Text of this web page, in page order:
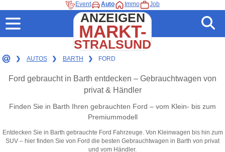
Event Auto Immo Job
ANZEIGEN
MARKT-
STRALSUND
❯ AUTOS ❯ BARTH ❯ FORD
Ford gebraucht in Barth entdecken – Gebrauchtwagen von
privat & Händler
Finden Sie in Barth Ihren gebrauchten Ford – vom Klein- bis zum
Premiummodell
Entdecken Sie in Barth gebrauchte Ford Fahrzeuge. Von Kleinwagen bis hin zum
SUV – hier finden Sie von Ford die besten Gebrauchtwagen in Barth von privat
und vom Händler.